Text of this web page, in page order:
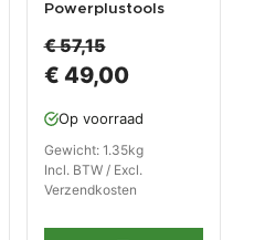
Powerplustools
-
gereedschapsbord
gereedschapswand
€ 57,15
€ 49,00
Op voorraad
Gewicht: 1.35kg
Incl. BTW / Excl.
Verzendkosten